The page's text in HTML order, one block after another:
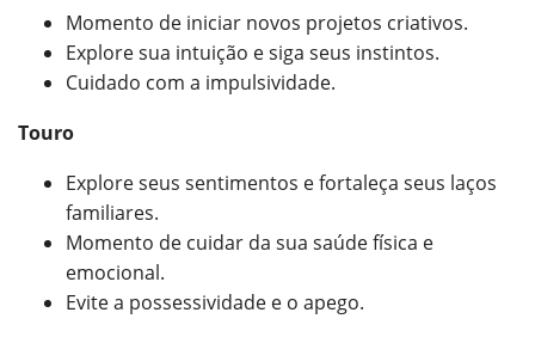
Momento de iniciar novos projetos criativos.
Explore sua intuição e siga seus instintos.
Cuidado com a impulsividade.
Touro
Explore seus sentimentos e fortaleça seus laços
familiares.
Momento de cuidar da sua saúde física e
emocional.
Evite a possessividade e o apego.